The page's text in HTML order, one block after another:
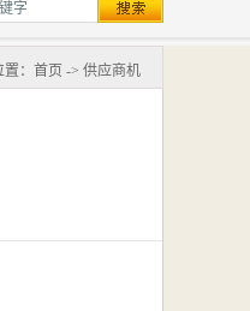
： 首页 -> 供应商机